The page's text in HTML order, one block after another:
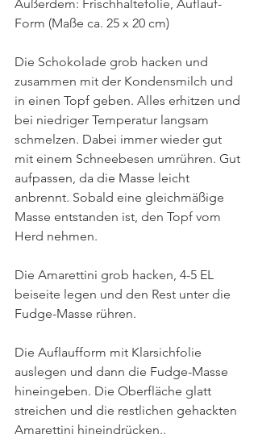
Außerdem: Frischhaltefolie, Auflauf-
Form (Maße ca. 25 x 20 cm)
Die Schokolade grob hacken und
zusammen mit der Kondensmilch und
in einen Topf geben. Alles erhitzen und
bei niedriger Temperatur langsam
schmelzen. Dabei immer wieder gut
mit einem Schneebesen umrühren. Gut
aufpassen, da die Masse leicht
anbrennt. Sobald eine gleichmäßige
Masse entstanden ist, den Topf vom
Herd nehmen.
Die Amarettini grob hacken, 4-5 EL
beiseite legen und den Rest unter die
Fudge-Masse rühren.
Die Auflaufform mit Klarsichfolie
auslegen und dann die Fudge-Masse
hineingeben. Die Oberfläche glatt
streichen und die restlichen gehackten
Amarettini hineindrücken..